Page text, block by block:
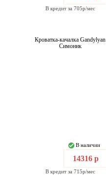
В кредит за 705р/мес
Кроватка-качалка Gandylyan
Симоник
В наличии
14316 р
В кредит за 715р/мес